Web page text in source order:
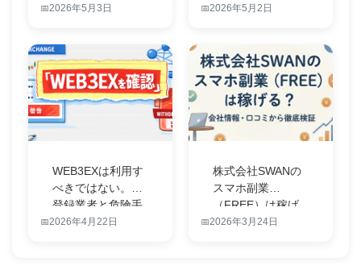
導の見…
2026年5月3日
プリ勧誘と…
2026年5月2日
WEB3EXは利用す
べきではない。未
登録業者と危険手
口を元I…
2026年4月22日
株式会社SWANの
スマホ副業
（FREE）は稼げ
る？会社情報・…
2026年3月24日